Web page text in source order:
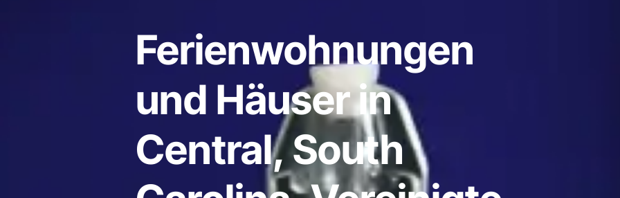
Ferienwohnungen
und Häuser in
Central, South